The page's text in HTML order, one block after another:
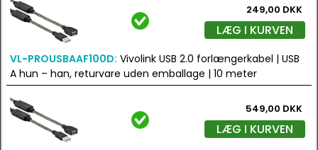
249,00 DKK
LÆG I KURVEN
VL-PROUSBAAF100D: Vivolink USB 2.0 forlængerkabel | USB
A hun – han, returvare uden emballage | 10 meter
549,00 DKK
LÆG I KURVEN